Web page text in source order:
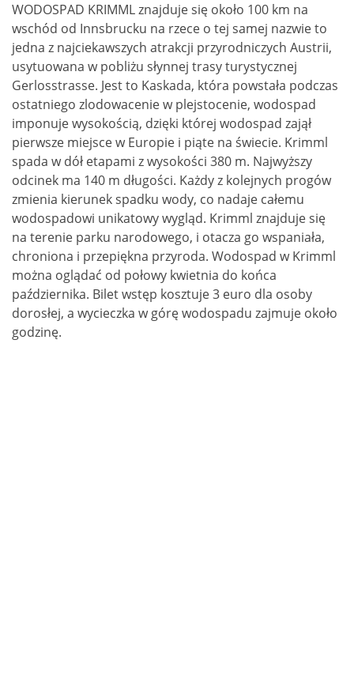
WODOSPAD KRIMML znajduje się około 100 km na
wschód od Innsbrucku na rzece o tej samej nazwie to
jedna z najciekawszych atrakcji przyrodniczych Austrii,
usytuowana w pobliżu słynnej trasy turystycznej
Gerlosstrasse. Jest to Kaskada, która powstała podczas
ostatniego zlodowacenie w plejstocenie, wodospad
imponuje wysokością, dzięki której wodospad zajął
pierwsze miejsce w Europie i piąte na świecie. Krimml
spada w dół etapami z wysokości 380 m. Najwyższy
odcinek ma 140 m długości. Każdy z kolejnych progów
zmienia kierunek spadku wody, co nadaje całemu
wodospadowi unikatowy wygląd. Krimml znajduje się
na terenie parku narodowego, i otacza go wspaniała,
chroniona i przepiękna przyroda. Wodospad w Krimml
można oglądać od połowy kwietnia do końca
października. Bilet wstęp kosztuje 3 euro dla osoby
dorosłej, a wycieczka w górę wodospadu zajmuje około
godzinę.